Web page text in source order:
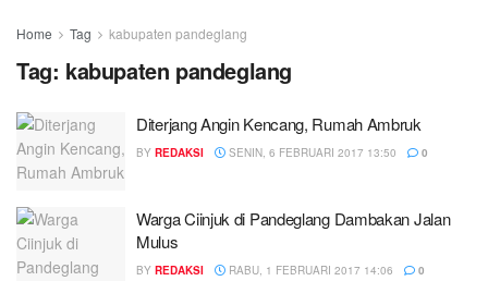
Home Tag kabupaten pandeglang
Tag: kabupaten pandeglang
Diterjang Angin Kencang, Rumah Ambruk
BY REDAKSI SENIN, 6 FEBRUARI 2017 13:50 0
Warga Ciinjuk di Pandeglang Dambakan Jalan
Mulus
BY REDAKSI RABU, 1 FEBRUARI 2017 14:06 0